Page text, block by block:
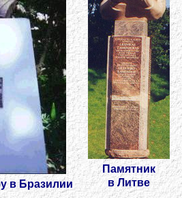
в Бразилии
Памятник
в Литве